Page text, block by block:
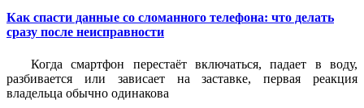
Как спасти данные со сломанного телефона: что делать
сразу после неисправности
Когда смартфон перестаёт включаться, падает в воду,
разбивается или зависает на заставке, первая реакция
владельца обычно одинакова